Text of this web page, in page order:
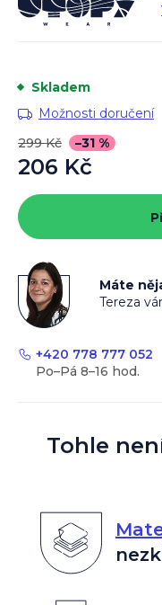
Skladem
Možnosti doručení
299 Kč
–31 %
206 Kč
cena:
Máte
Tereza
+420 778 777 052
Tohle